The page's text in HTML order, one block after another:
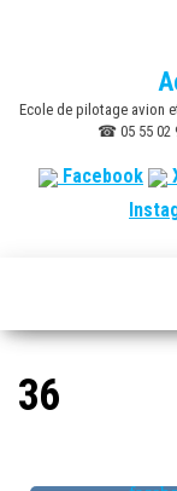
content
Ecole de pilotage avion
☎ 05 55 02
Facebook
36